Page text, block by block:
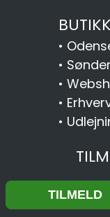
•
•
•
•
•